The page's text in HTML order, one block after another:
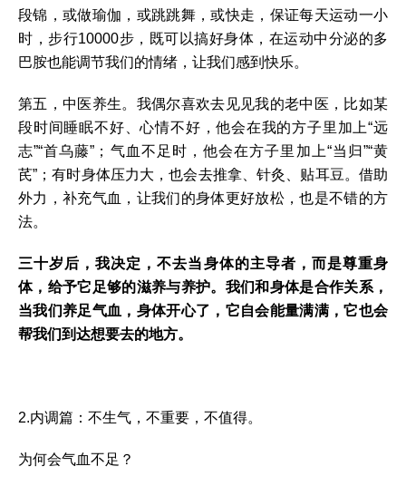
段锦，或做瑜伽，或跳跳舞，或快走，保证每天运动一小
时，步行10000步，既可以搞好身体，在运动中分泌的多
巴胺也能调节我们的情绪，让我们感到快乐。
第五，中医养生。我偶尔喜欢去见见我的老中医，比如某
段时间睡眠不好、心情不好，他会在我的方子里加上“远
志”“首乌藤”；气血不足时，他会在方子里加上“当归”“黄
芪”；有时身体压力大，也会去推拿、针灸、贴耳豆。借助
外力，补充气血，让我们的身体更好放松，也是不错的方
法。
三十岁后，我决定，不去当身体的主导者，而是尊重身
体，给予它足够的滋养与养护。我们和身体是合作关系，
当我们养足气血，身体开心了，它自会能量满满，它也会
帮我们到达想要去的地方。
2.内调篇：不生气，不重要，不值得。
为何会气血不足？